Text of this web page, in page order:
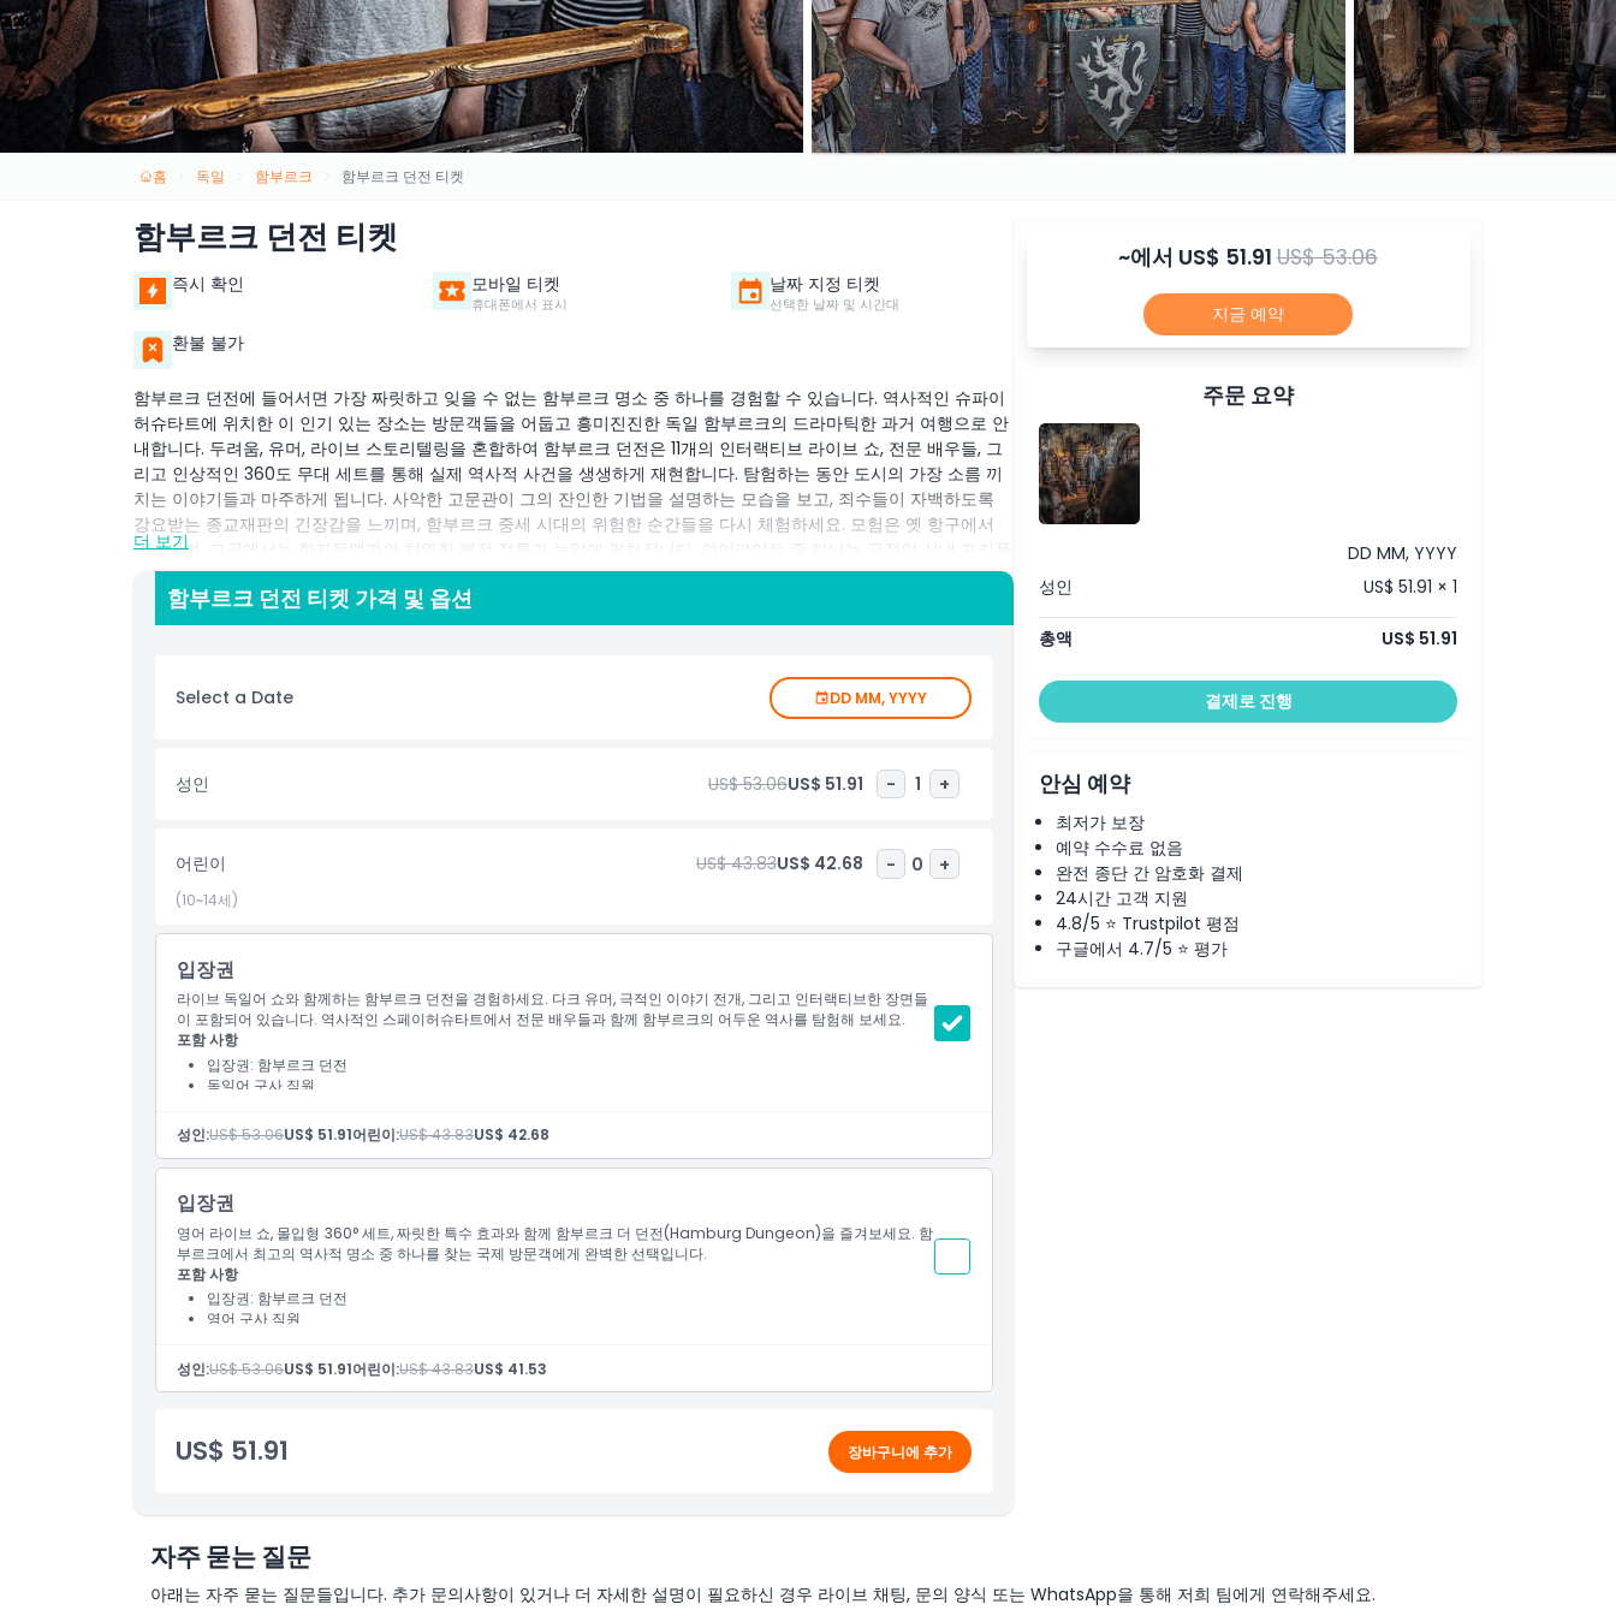
홈 독일 함부르크 함부르크 던전 티켓
함부르크 던전 티켓
즉시 확인 모바일 티켓
휴대폰에서 표시
날짜 지정 티켓
선택한 날짜 및 시간대
환불 불가
함부르크 던전에 들어서면 가장 짜릿하고 잊을 수 없는 함부르크 명소 중 하나를 경험할 수 있습니다. 역사적인 슈파이
허슈타트에 위치한 이 인기 있는 장소는 방문객들을 어둡고 흥미진진한 독일 함부르크의 드라마틱한 과거 여행으로 안
내합니다. 두려움, 유머, 라이브 스토리텔링을 혼합하여 함부르크 던전은 11개의 인터랙티브 라이브 쇼, 전문 배우들, 그
리고 인상적인 360도 무대 세트를 통해 실제 역사적 사건을 생생하게 재현합니다. 탐험하는 동안 도시의 가장 소름 끼
치는 이야기들과 마주하게 됩니다. 사악한 고문관이 그의 잔인한 기법을 설명하는 모습을 보고, 죄수들이 자백하도록
강요받는 종교재판의 긴장감을 느끼며, 함부르크 중세 시대의 위험한 순간들을 다시 체험하세요. 모험은 옛 항구에서
계속되며, 그곳에서는 한자동맹과의 치열한 해적 전투가 눈앞에 펼쳐집니다. 하이라이트 중 하나는 극적인 실내 프리폴
드롭 라이드로, 죄수 탈출을 돕다가 어둠 속으로 떨어지는 짜릿한 대미를 장식합니다. 아드레날린 애호가, 역사 팬, 처음
방문하는 이들에게 완벽한 함부르크 던전은 함부르크의 최고의 관광 명소 중 하나입니다. 함부르크에서 할 일을 찾거나
함부르크에서 무엇을 봐야 할지 고민 중이라면, 역사와 공포가 독특하게 어우러진 이곳은 꼭 방문해야 할 곳입니다.
하이라이트
포함되지 않는 사항
운영 시간
알아야 할 사항
가는 방법
취소 정책
더 보기
함부르크 던전 티켓 가격 및 옵션
Select a Date DD MM, YYYY
성인 US$ 53.06US$ 51.91 - 1 +
어린이 US$ 43.83US$ 42.68 - 0 +
(10~14세)
입장권
라이브 독일어 쇼와 함께하는 함부르크 던전을 경험하세요. 다크 유머, 극적인 이야기 전개, 그리고 인터랙티브한 장면들
이 포함되어 있습니다. 역사적인 스페이허슈타트에서 전문 배우들과 함께 함부르크의 어두운 역사를 탐험해 보세요.
포함 사항
입장권: 함부르크 던전
독일어 구사 직원
성인:US$ 53.06US$ 51.91어린이:US$ 43.83US$ 42.68
입장권
영어 라이브 쇼, 몰입형 360° 세트, 짜릿한 특수 효과와 함께 함부르크 더 던전(Hamburg Dungeon)을 즐겨보세요. 함
부르크에서 최고의 역사적 명소 중 하나를 찾는 국제 방문객에게 완벽한 선택입니다.
포함 사항
입장권: 함부르크 던전
영어 구사 직원
성인:US$ 53.06US$ 51.91어린이:US$ 43.83US$ 41.53
US$ 51.91 장바구니에 추가
~에서 US$ 51.91US$ 53.06
지금 예약
주문 요약
DD MM, YYYY
성인
US$ 51.91 × 1
총액 US$ 51.91
결제로 진행
안심 예약
최저가 보장
예약 수수료 없음
완전 종단 간 암호화 결제
24시간 고객 지원
4.8/5 ⭐ Trustpilot 평점
구글에서 4.7/5 ⭐ 평가
자주 묻는 질문
아래는 자주 묻는 질문들입니다. 추가 문의사항이 있거나 더 자세한 설명이 필요하신 경우 라이브 채팅, 문의 양식 또는 WhatsApp을 통해 저희 팀에게 연락해주세요.